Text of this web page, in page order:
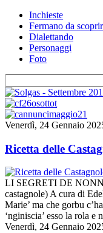
Inchieste
Fermano da
Dialettando
Personaggi
Foto
Venerdì, 24 Gennaio
Ricetta delle
LI SEGRETI DE
castagnole) A cura di
Marie’ ma che gorbu
‘nginiscia’ esso la rola e
Venerdì, 24 Gennaio